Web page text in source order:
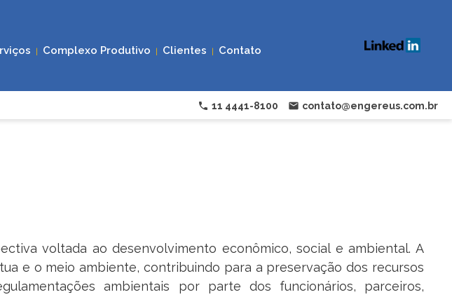
| Complexo Produtivo | Clientes | Contato
phone 11 4441-8100 email contato@engereus.com.br
voltada ao desenvolvimento econômico, social e ambiental. A
e o meio ambiente, contribuindo para a preservação dos recursos
ambientais por parte dos funcionários, parceiros,